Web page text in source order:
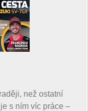
než ostatní
s ním víc práce –